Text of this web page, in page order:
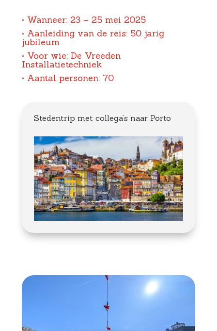
• Wanneer: 23 – 25 mei 2025
• Aanleiding van de reis: 50 jarig
jubileum
• Voor wie: De Vreeden
Installatietechniek
• Aantal personen: 70
Stedentrip met collega’s naar Porto